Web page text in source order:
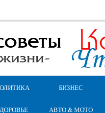
БИЗНЕС
АВТО & МОТО